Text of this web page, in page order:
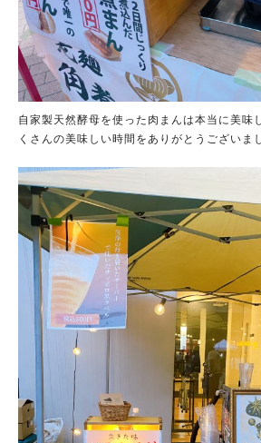
自家製天然酵母を使った肉まんは本当に美
くさんの美味しい時間をありがとうございま